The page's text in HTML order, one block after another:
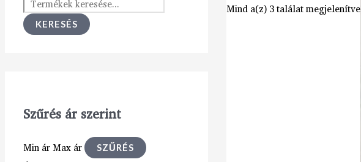
KERESÉS
Szűrés ár szerint
Min ár Max ár SZŰRÉS
Mind a(z) 3 találat megjelenítve